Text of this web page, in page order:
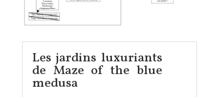
Les jardins luxuriants
de Maze of the blue
medusa